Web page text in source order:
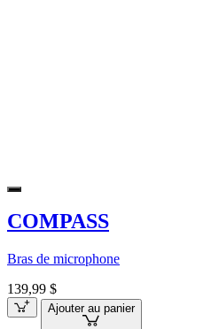
COMPASS
Bras de microphone
139,99 $
Ajouter au panier